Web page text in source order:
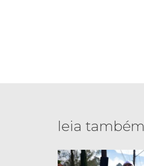
leia também